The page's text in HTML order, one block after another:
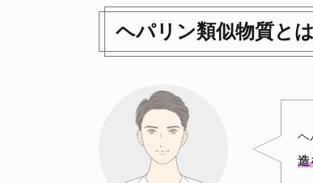
ヘパリン類似物質と
ヘ
造